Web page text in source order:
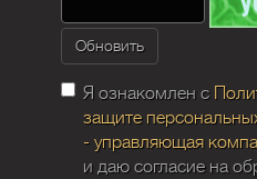
Обновить
Я ознакомлен с
защите
- управляющая
и даю согласие на